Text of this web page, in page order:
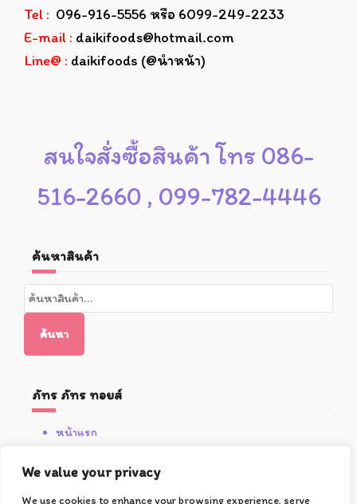
We value your privacy
We use cookies to enhance your browsing experience, serve
Tel : 096-916-5556 หรือ 6099-249-2233
E-mail : daikifoods@hotmail.com
Line@ : daikifoods (@นำหน้า)
สนใจสั่งซื้อสินค้า โทร 086-
516-2660 , 099-782-4446
ค้นหาสินค้า
ค้นหา:
ค้นหา
ภัทร ภัทร ทอยส์
หน้าแรก
โปรโมชั่น